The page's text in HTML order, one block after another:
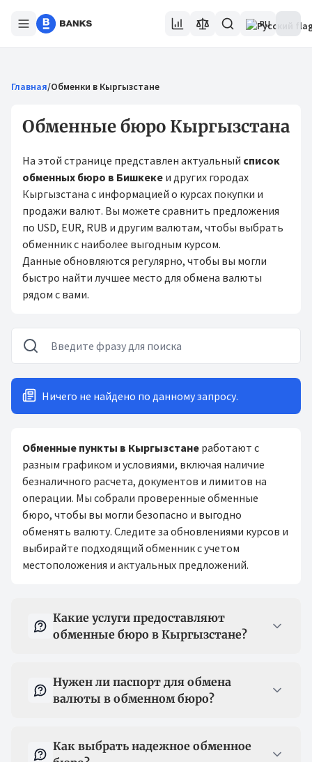
RU
Главная/Обменки в Кыргызстане
Обменные бюро Кыргызстана
На этой странице представлен актуальный список
обменных бюро в Бишкеке и других городах
Кыргызстана с информацией о курсах покупки и
продажи валют. Вы можете сравнить предложения
по USD, EUR, RUB и другим валютам, чтобы выбрать
обменник с наиболее выгодным курсом.
Данные обновляются регулярно, чтобы вы могли
быстро найти лучшее место для обмена валюты
рядом с вами.
Ничего не найдено по данному запросу.
Обменные пункты в Кыргызстане работают с
разным графиком и условиями, включая наличие
безналичного расчета, документов и лимитов на
операции. Мы собрали проверенные обменные
бюро, чтобы вы могли безопасно и выгодно
обменять валюту. Следите за обновлениями курсов и
выбирайте подходящий обменник с учетом
местоположения и актуальных предложений.
Какие услуги предоставляют
обменные бюро в Кыргызстане?
Нужен ли паспорт для обмена
валюты в обменном бюро?
Как выбрать надежное обменное